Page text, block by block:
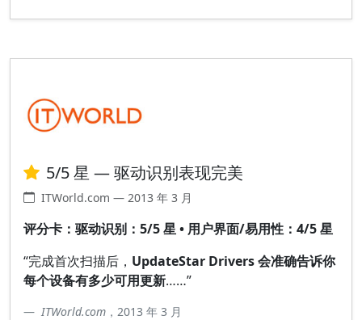
5/5 星 — 驱动识别表现完美
ITWorld.com — 2013 年 3 月
评分卡：驱动识别：5/5 星 • 用户界面/易用性：4/5 星
“完成首次扫描后， UpdateStar Drivers 会准确告诉你
每个设备有多少可用更新……”
ITWorld.com ，2013 年 3 月